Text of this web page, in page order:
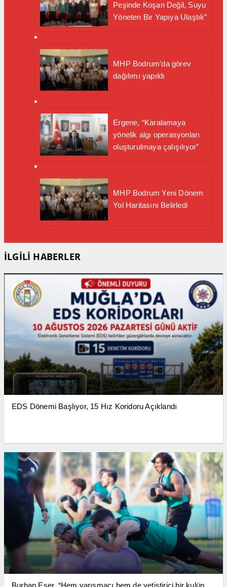
Peşinde Koşan Değil, Suyu
Yöneten Bir Yapıya Ulaştık”
MHP Bodrum’da görev
dağılımı yapıldı
Ergene, “Karalamaya
yönelik algı operasyonları
oluşturulmaya çalışılıyor”
MHP Bodrum Yeni Dönem
Yol Haritasını Belirledi
İLGİLİ HABERLER
EDS Dönemi Başlıyor, 15 Hız Koridoru Açıklandı
Burhan Eşer, “Hem yarışmacı hem de yetiştirici bir kulüp